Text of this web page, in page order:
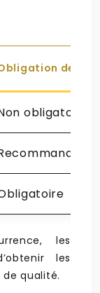
de
obligatoire
les
les
qualité.